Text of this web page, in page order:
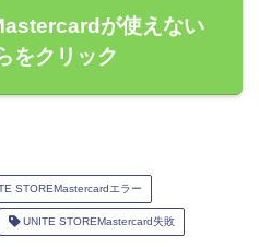
が使えない
をクリック
STOREMastercardエラー
UNITE STOREMastercard失敗